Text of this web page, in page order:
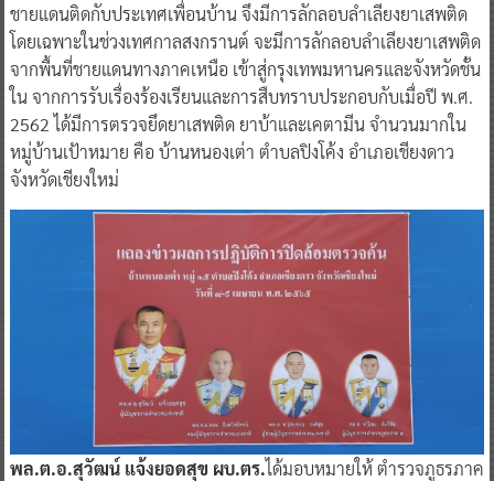
ชายแดนติดกับประเทศเพื่อนบ้าน จึงมีการลักลอบลำเลียงยาเสพติด
โดยเฉพาะในช่วงเทศกาลสงกรานต์ จะมีการลักลอบลำเลียงยาเสพติด
จากพื้นที่ชายแดนทางภาคเหนือ เข้าสู่กรุงเทพมหานครและจังหวัดชั้น
ใน จากการรับเรื่องร้องเรียนและการสืบทราบประกอบกับเมื่อปี พ.ศ.
2562 ได้มีการตรวจยึดยาเสพติด ยาบ้าและเคตามีน จำนวนมากใน
หมู่บ้านเป้าหมาย คือ บ้านหนองเต่า ตำบลปิงโค้ง อำเภอเชียงดาว
จังหวัดเชียงใหม่
พล.ต.อ.สุวัฒน์ แจ้งยอดสุข ผบ.ตร.ได้มอบหมายให้ ตำรวจภูธรภาค